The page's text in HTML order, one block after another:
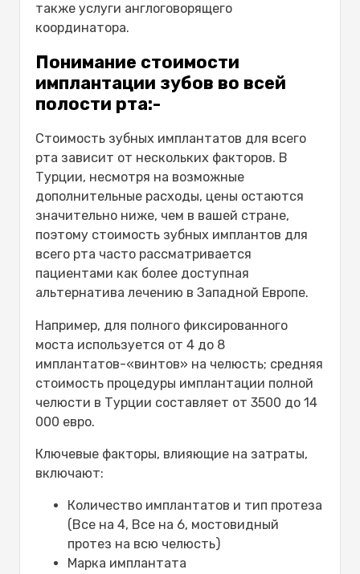
также услуги англоговорящего
координатора.
Понимание стоимости
имплантации зубов во всей
полости рта:-
Стоимость зубных имплантатов для всего
рта зависит от нескольких факторов. В
Турции, несмотря на возможные
дополнительные расходы, цены остаются
значительно ниже, чем в вашей стране,
поэтому стоимость зубных имплантов для
всего рта часто рассматривается
пациентами как более доступная
альтернатива лечению в Западной Европе.
Например, для полного фиксированного
моста используется от 4 до 8
имплантатов-«винтов» на челюсть; средняя
стоимость процедуры имплантации полной
челюсти в Турции составляет от 3500 до 14
000 евро.
Ключевые факторы, влияющие на затраты,
включают:
Количество имплантатов и тип протеза
(Все на 4, Все на 6, мостовидный
протез на всю челюсть)
Марка имплантата